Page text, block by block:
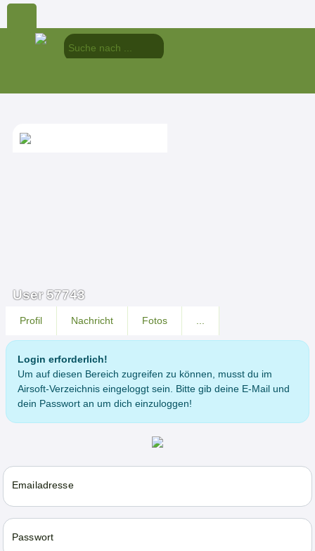
User 57743
Profil Nachricht Fotos
Login erforderlich!
Um auf diesen Bereich zugreifen zu können, musst du im
Airsoft-Verzeichnis eingeloggt sein. Bitte gib deine E-Mail und
dein Passwort an um dich einzuloggen!
Emailadresse
Passwort